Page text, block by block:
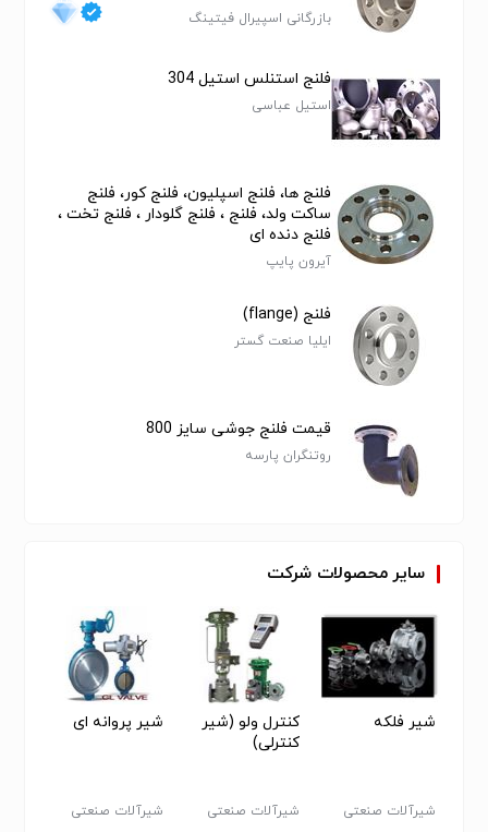
سایرمحصولات شرکت
شیر فلکه
شیرآلات صنعتی
کنترل ولو (شیر
کنترلی)
شیرآلات صنعتی
شیر پروانه ای
شیرآلات صنعتی
بازرگانی اسپیرال فیتینگ
فلنج استنلس استیل 304
استیل عباسی
فلنج ها، فلنج اسپلیون، فلنج کور، فلنج
ساکت ولد، فلنج ، فلنج گلودار ، فلنج تخت ،
فلنج دنده ای
آیرون پایپ
فلنج (flange)
ایلیا صنعت گستر
قیمت فلنج جوشی سایز 800
روتنگران پارسه